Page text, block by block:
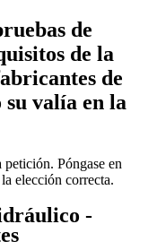
de
de la
de
su valía en la
petición. Póngase en
elección correcta.
-